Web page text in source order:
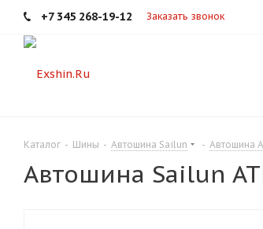
+7 345 268-19-12 Заказать звонок
Каталог - Шины - Автошина Sailun - Автошина
Автошина Sailun